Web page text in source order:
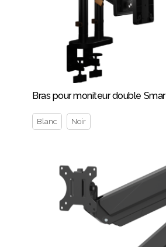
Bras pour moniteur double
Blanc Noir